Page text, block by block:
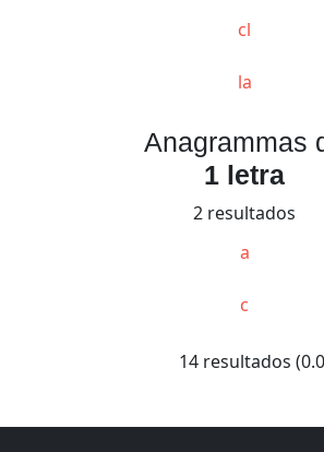
cl
la
Anagrammas
1 letra
2 resultados
a
c
14 resultados